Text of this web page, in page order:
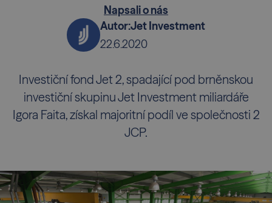
Autor:Jet Investment
22.6.2020
Napsali o nás
Investiční fond Jet 2, spadající pod brněnskou
investiční skupinu Jet Investment miliardáře
Igora Faita, získal majoritní podíl ve společnosti 2
JCP.